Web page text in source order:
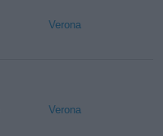
Verona
Verona